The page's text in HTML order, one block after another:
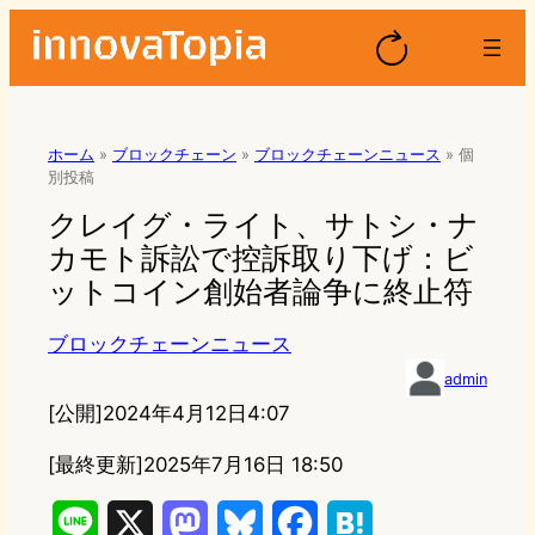
ホーム » ブロックチェーン » ブロックチェーンニュース » 個
別投稿
クレイグ・ライト、サトシ・ナ
カモト訴訟で控訴取り下げ：ビ
ットコイン創始者論争に終止符
ブロックチェーンニュース
admin
[公開]2024年4月12日4:07
[最終更新]2025年7月16日 18:50